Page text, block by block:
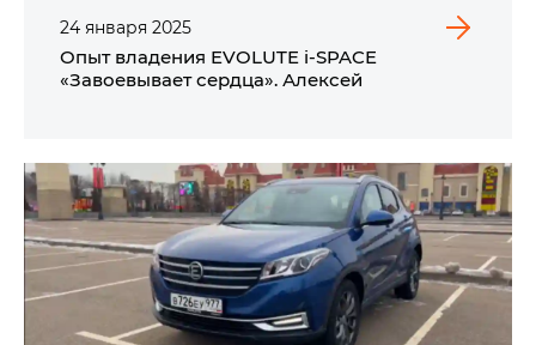
24 января 2025
Опыт владения EVOLUTE i‑SPACE
«Завоевывает сердца». Алексей